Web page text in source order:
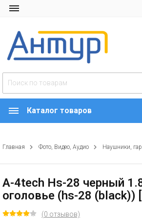
Каталог товаров
Главная Фото, Видео, Аудио Наушники,
A-4tech Hs-28 черный
оголовье (hs-28 (black))
(0 отзывов)